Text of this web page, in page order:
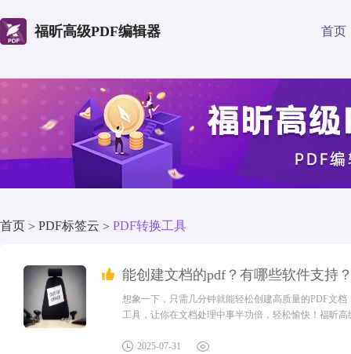
福昕高级PDF编辑器 首页
首页 > PDF标签云 > PDF转换工具
能创建文档的pdf？有哪些软件支持
想象一下，只需几分钟就能轻松创建高质量的PDF文
工具，让你在文档处理中事半功倍，轻松愉快！福昕
Word转PDF的方式来创建PDF文档，其实我们可以直
2025-07-31